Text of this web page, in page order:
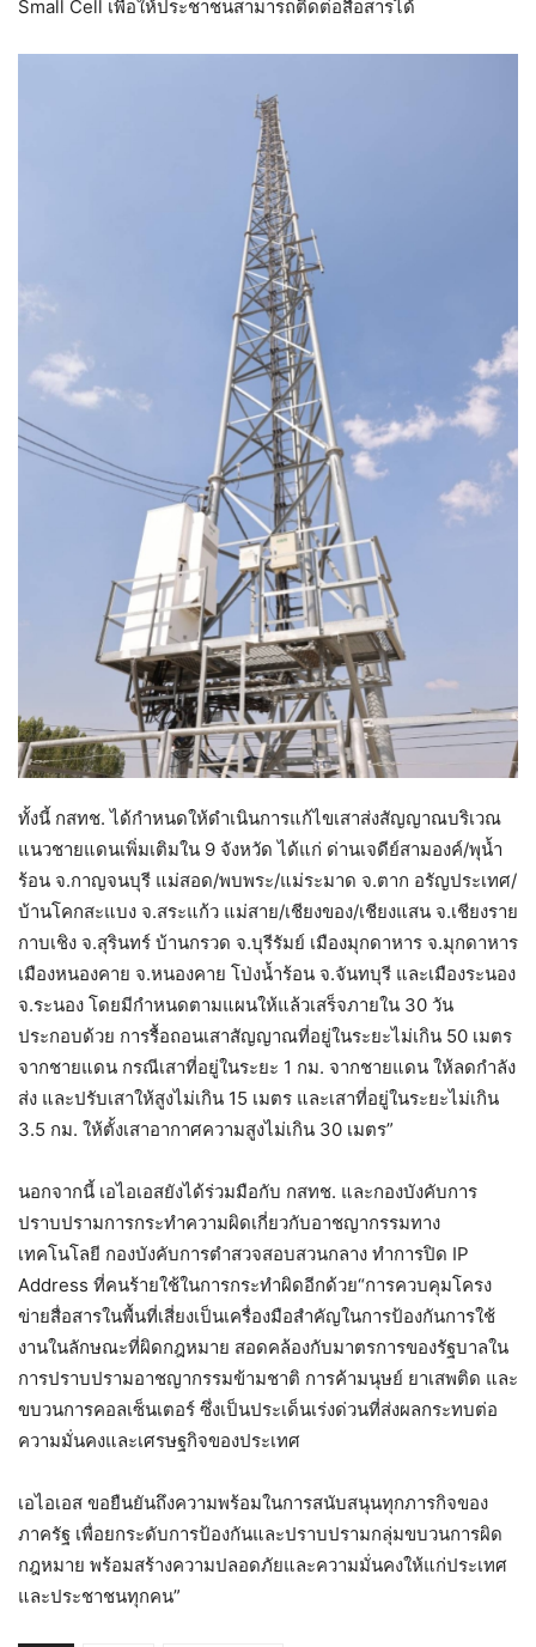
Small Cell เพื่อให้ประชาชนสามารถติดต่อสื่อสารได้
ทั้งนี้ กสทช. ได้กำหนดให้ดำเนินการแก้ไขเสาส่งสัญญาณบริเวณ
แนวชายแดนเพิ่มเติมใน 9 จังหวัด ได้แก่ ด่านเจดีย์สามองค์/พุน้ำ
ร้อน จ.กาญจนบุรี แม่สอด/พบพระ/แม่ระมาด จ.ตาก อรัญประเทศ/
บ้านโคกสะแบง จ.สระแก้ว แม่สาย/เชียงของ/เชียงแสน จ.เชียงราย
กาบเชิง จ.สุรินทร์ บ้านกรวด จ.บุรีรัมย์ เมืองมุกดาหาร จ.มุกดาหาร
เมืองหนองคาย จ.หนองคาย โป่งน้ำร้อน จ.จันทบุรี และเมืองระนอง
จ.ระนอง โดยมีกำหนดตามแผนให้แล้วเสร็จภายใน 30 วัน
ประกอบด้วย การรื้อถอนเสาสัญญาณที่อยู่ในระยะไม่เกิน 50 เมตร
จากชายแดน กรณีเสาที่อยู่ในระยะ 1 กม. จากชายแดน ให้ลดกำลัง
ส่ง และปรับเสาให้สูงไม่เกิน 15 เมตร และเสาที่อยู่ในระยะไม่เกิน
3.5 กม. ให้ตั้งเสาอากาศความสูงไม่เกิน 30 เมตร”
นอกจากนี้ เอไอเอสยังได้ร่วมมือกับ กสทช. และกองบังคับการ
ปราบปรามการกระทำความผิดเกี่ยวกับอาชญากรรมทาง
เทคโนโลยี กองบังคับการตำสวจสอบสวนกลาง ทำการปิด IP
Address ที่คนร้ายใช้ในการกระทำผิดอีกด้วย“การควบคุมโครง
ข่ายสื่อสารในพื้นที่เสี่ยงเป็นเครื่องมือสำคัญในการป้องกันการใช้
งานในลักษณะที่ผิดกฎหมาย สอดคล้องกับมาตรการของรัฐบาลใน
การปราบปรามอาชญากรรมข้ามชาติ การค้ามนุษย์ ยาเสพติด และ
ขบวนการคอลเซ็นเตอร์ ซึ่งเป็นประเด็นเร่งด่วนที่ส่งผลกระทบต่อ
ความมั่นคงและเศรษฐกิจของประเทศ
เอไอเอส ขอยืนยันถึงความพร้อมในการสนับสนุนทุกภารกิจของ
ภาครัฐ เพื่อยกระดับการป้องกันและปราบปรามกลุ่มขบวนการผิด
กฎหมาย พร้อมสร้างความปลอดภัยและความมั่นคงให้แก่ประเทศ
และประชาชนทุกคน”